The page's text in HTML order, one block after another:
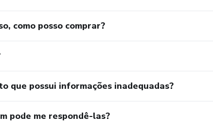
como posso comprar?
que possui informações inadequadas?
pode me respondê-las?